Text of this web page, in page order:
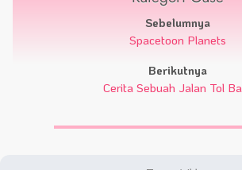
Sebelumnya
Spacetoon Planets
Berikutnya
Cerita Sebuah Jalan Tol